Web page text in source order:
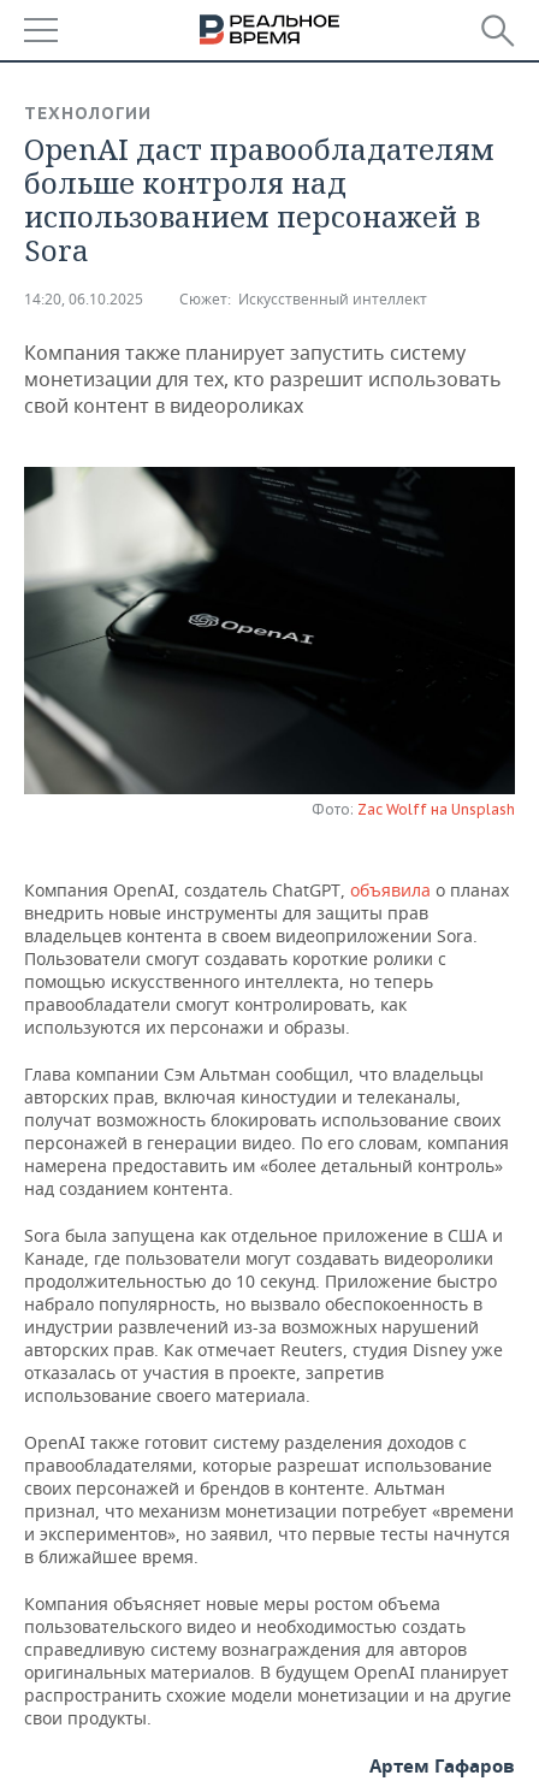
БАШКОРТОСТАН
ТАТАРСТАН
УДМУРТИЯ
НОВОСТИ
АНАЛИТИКА
НОВОСТИ АНАЛИТИКИ
ДЕКЛАРАЦИИ О ДОХОДАХ
КОРОЛИ ГОСЗАКАЗА ПФО
ВУЗЫ ТАТАРСТАНА
КОМУ ПРИНАДЛЕЖАТ
ТОРГОВЫЕ ЦЕНТРЫ
ТАТАРСТАНА
ЭКОНОМИКА
НОВОСТИ ЭКОНОМИКИ
ФИНАНСЫ
БАНКИ
БЮДЖЕТ
ПРОМЫШЛЕННОСТЬ
НОВОСТИ
ПРОМЫШЛЕННОСТИ
МАШИНОСТРОЕНИЕ
ОПК
ЭНЕРГЕТИКА
НЕДВИЖИМОСТЬ
НОВОСТИ НЕДВИЖИМОСТИ
АВТО
НОВОСТИ АВТО
БИЗНЕС
НОВОСТИ БИЗНЕСА
РОЗНИЧНАЯ ТОРГОВЛЯ
ТРАНСПОРТ
УСЛУГИ
НОВОСТИ ТЕХНОЛОГИЙ
МЕДИА
ТЕЛЕКОММУНИКАЦИИ
МЕРОПРИЯТИЯ
НОВОСТИ МЕРОПРИЯТИЙ
ВЫЕЗДНАЯ РЕДАКЦИЯ
БИЗНЕС-БРАНЧИ
СПОРТ
НОВОСТИ СПОРТА
ФУТБОЛ
ВОЛЕЙБОЛ
КИБЕРСПОРТ
ФИГУРНОЕ КАТАНИЕ
ВОДНЫЕ ВИДЫ СПОРТА
ХОККЕЙ С МЯЧОМ
ОБЩЕСТВО
НОВОСТИ ОБЩЕСТВА
ИСТОРИЯ
КУЛЬТУРА
МЕДИЦИНА
ОБРАЗОВАНИЕ
ПРОИСШЕСТВИЯ
ФОТОГАЛЕРЕЯ
СПИСОК ПЕРСОН
СПИСОК КОМПАНИЙ
ПОЛНАЯ ВЕРСИЯ
ТЕХНОЛОГИИ
OpenAI даст правообладателям
больше контроля над
использованием персонажей в
Sora
14:20, 06.10.2025 Сюжет: Искусственный интеллект
Компания также планирует запустить систему
монетизации для тех, кто разрешит использовать
свой контент в видеороликах
Фото: Zac Wolff на Unsplash
Компания OpenAI, создатель ChatGPT, объявила о планах
внедрить новые инструменты для защиты прав
владельцев контента в своем видеоприложении Sora.
Пользователи смогут создавать короткие ролики с
помощью искусственного интеллекта, но теперь
правообладатели смогут контролировать, как
используются их персонажи и образы.
Глава компании Сэм Альтман сообщил, что владельцы
авторских прав, включая киностудии и телеканалы,
получат возможность блокировать использование своих
персонажей в генерации видео. По его словам, компания
намерена предоставить им «более детальный контроль»
над созданием контента.
Sora была запущена как отдельное приложение в США и
Канаде, где пользователи могут создавать видеоролики
продолжительностью до 10 секунд. Приложение быстро
набрало популярность, но вызвало обеспокоенность в
индустрии развлечений из-за возможных нарушений
авторских прав. Как отмечает Reuters, студия Disney уже
отказалась от участия в проекте, запретив
использование своего материала.
OpenAI также готовит систему разделения доходов с
правообладателями, которые разрешат использование
своих персонажей и брендов в контенте. Альтман
признал, что механизм монетизации потребует «времени
и экспериментов», но заявил, что первые тесты начнутся
в ближайшее время.
Компания объясняет новые меры ростом объема
пользовательского видео и необходимостью создать
справедливую систему вознаграждения для авторов
оригинальных материалов. В будущем OpenAI планирует
распространить схожие модели монетизации и на другие
свои продукты.
Артем Гафаров